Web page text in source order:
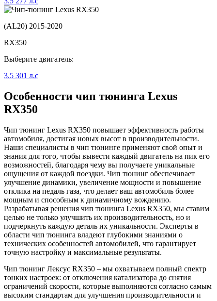
(AL20) 2015-2020
RX350
Выберите двигатель:
3.5 301 л.с
Особенности чип тюнинга Lexus
RX350
Чип тюнинг Lexus RX350 повышает эффективность работы
автомобиля, достигая новых высот в производительности.
Наши специалисты в чип тюнинге применяют свой опыт и
знания для того, чтобы вывести каждый двигатель на пик его
возможностей, благодаря чему вы получаете уникальные
ощущения от каждой поездки. Чип тюнинг обеспечивает
улучшение динамики, увеличение мощности и повышение
отклика на педаль газа, что делает ваш автомобиль более
мощным и способным к динамичному вождению.
Разрабатывая решения чип тюнинга Lexus RX350, мы ставим
целью не только улучшить их производительность, но и
подчеркнуть каждую деталь их уникальности. Эксперты в
области чип тюнинга владеют глубокими знаниями о
технических особенностей автомобилей, что гарантирует
точную настройку и максимальные результаты.
Чип тюнинг Лексус RX350 – мы охватываем полный спектр
тонких настроек: от отключения катализатора до снятия
ограничений скорости, которые выполняются согласно самым
высоким стандартам для улучшения производительности и